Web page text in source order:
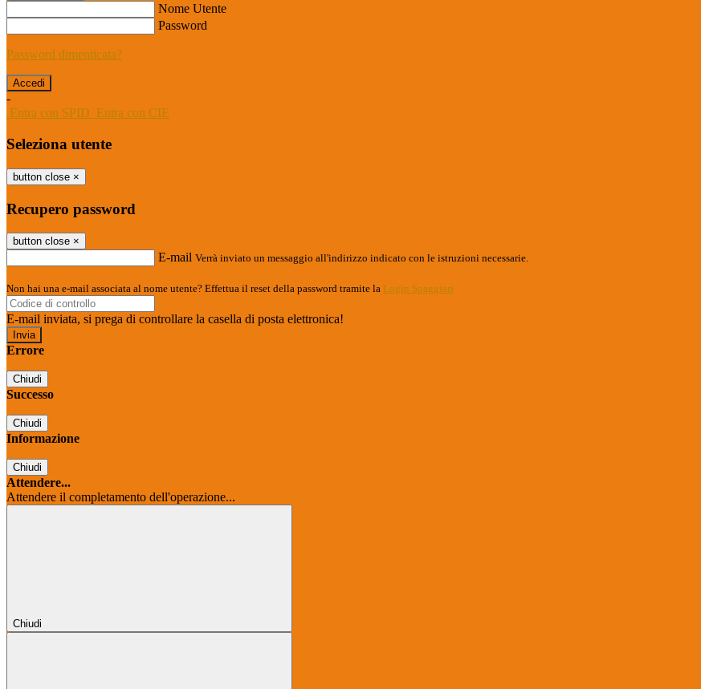
Nome Utente
Password
Password dimenticata?
-
Entra con SPID Entra con CIE
Seleziona utente
button close ×
Recupero password
button close ×
E-mail Verrà inviato un messaggio all'indirizzo indicato con le istruzioni necessarie.
Non hai una e-mail associata al nome utente? Effettua il reset della password tramite la Login Spaggiari
E-mail inviata, si prega di controllare la casella di posta elettronica!
Errore
Chiudi
Successo
Chiudi
Informazione
Chiudi
Attendere...
Attendere il completamento dell'operazione...
Chiudi